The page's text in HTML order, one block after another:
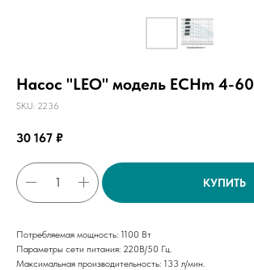
Насос "LEO" модель ECHm 4-60
SKU: 2236
30 167 ₽
КУПИТЬ
Потребляемая мощность: 1100 Вт
Параметры сети питания: 220В/50 Гц.
Максимальная производительность: 133 л/мин.